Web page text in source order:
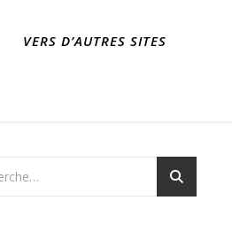
VERS D’AUTRES SITES